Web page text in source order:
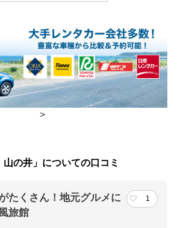
、レストラン
、レストラン
アウト時間
>
の井」についての口コミ
たくさん！地元グルメに
旅館
1